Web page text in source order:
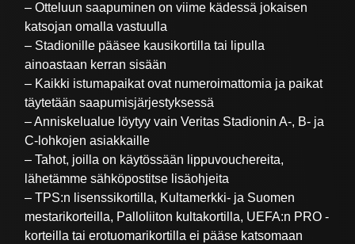
– Otteluun saapuminen on viime kädessä jokaisen
katsojan omalla vastuulla
– Stadionille pääsee kausikortilla tai lipulla
ainoastaan kerran sisään
– Kaikki istumapaikat ovat numeroimattomia ja paikat
täytetään saapumisjärjestyksessä
– Anniskelualue löytyy vain Veritas Stadionin A-, B- ja
C-lohkojen asiakkaille
– Tahot, joilla on käytössään lippuvouchereita,
lähetämme sähköpostitse lisäohjeita
– TPS:n lisenssikortilla, Kultamerkki- ja Suomen
mestarikorteilla, Palloliiton kultakortilla, UEFA:n PRO -
korteilla tai erotuomarikortilla ei pääse katsomaan